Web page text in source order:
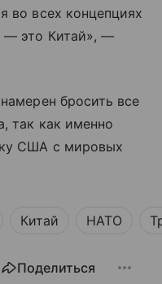
во всех концепциях
— это Китай», —
бросить все
так как именно
США с мировых
Китай НАТО
Поделиться